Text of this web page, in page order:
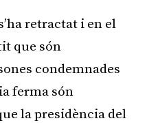
retractat i en el
que són
condemnades
ferma són
la presidència del